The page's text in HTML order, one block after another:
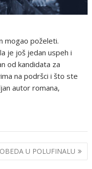
mogao poželeti.
je još jedan uspeh i
od kandidata za
na podršci i što ste
autor romana,
U POLUFINALU